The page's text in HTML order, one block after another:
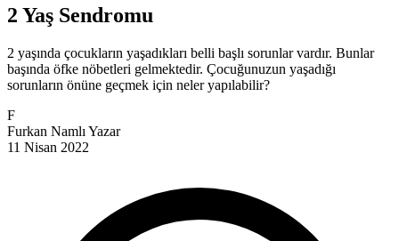
2 Yaş Sendromu
2 yaşında çocukların yaşadıkları belli başlı sorunlar vardır. Bunlar
başında öfke nöbetleri gelmektedir. Çocuğunuzun yaşadığı
sorunların önüne geçmek için neler yapılabilir?
F
Furkan Namlı Yazar
11 Nisan 2022